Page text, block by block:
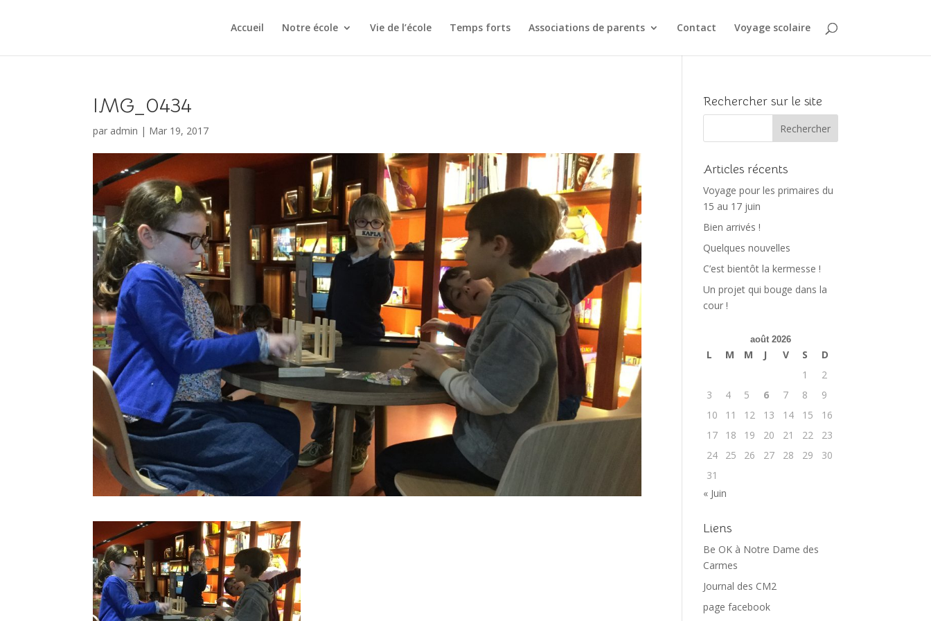
Accueil Notre école Vie de l’école Temps forts Associations de parents Contact Voyage scolaire
IMG_0434
par admin | Mar 19, 2017
Rechercher sur le site
Articles récents
Voyage pour les primaires du
15 au 17 juin
Bien arrivés !
Quelques nouvelles
C’est bientôt la kermesse !
Un projet qui bouge dans la
cour !
août 2026
L M M J V S
D
1
2
3
4 5 6 7 8
9
10
11 12 13 14 15
16
17
18 19 20 21 22
23
24
25 26 27 28 29
30
31
« Juin
Liens
Be OK à Notre Dame des
Carmes
Journal des CM2
page facebook